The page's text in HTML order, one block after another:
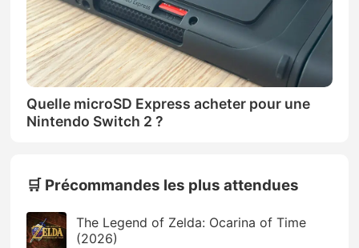
Quelle microSD Express acheter pour une
Nintendo Switch 2 ?
🛒 Précommandes les plus attendues
The Legend of Zelda: Ocarina of Time
(2026)